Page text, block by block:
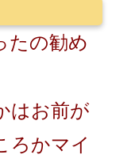
たの勧め
はお前が
ろかマイ